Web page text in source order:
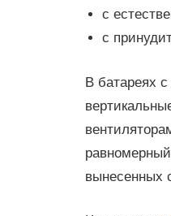
с
с
В батареях с
вынесенных